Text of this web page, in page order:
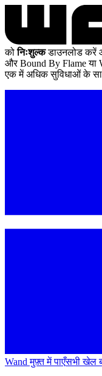
कोनिःशुल्कडाउनलोड करें
और Bound By Flame या
एक में अधिक सुविधाओं के
Wand मुफ़्त में पाएँसभी खेल